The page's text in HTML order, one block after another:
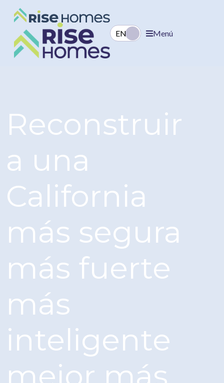
EN Menú
Reconstruir
a una
California
más segura
más fuerte
más
inteligente